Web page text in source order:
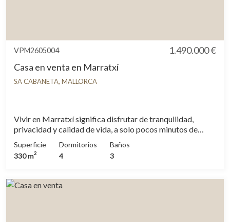
VPM2605004
1.490.000 €
Casa en venta en Marratxí
SA CABANETA, MALLORCA
Vivir en Marratxí significa disfrutar de tranquilidad,
privacidad y calidad de vida, a solo pocos minutos de
de Mallorca por su excelente conexión, servicios, colegios
y ambiente familiar. Este espectacular chalet
conexión entre interior y exterior. Rodeado de un cuidado
jardín con piscina privada, limonero y un precioso olivo en
Superficie
330 m2
Dormitorios
4
Baños
3